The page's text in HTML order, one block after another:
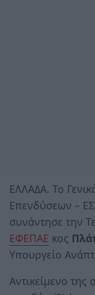
ΕΛΛΑΔΑ. Το
Επενδύσεων –
συνάντησε την
ΕΦΕΠΑΕ κος
Υπουργείο
Αντικείμενο